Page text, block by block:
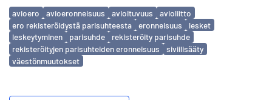
Avainsanat
avioero avioeronneisuus avioituvuus
avioliitto
ero rekisteröidystä parisuhteesta
eronneisuus
lesket
leskeytyminen
parisuhde
rekisteröity parisuhde
rekisteröityjen parisuhteiden eronneisuus
siviilisääty
väestönmuutokset